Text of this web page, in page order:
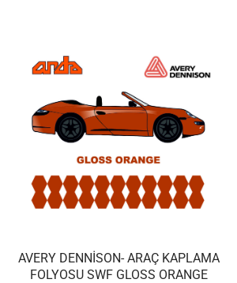
AVERY DENNISON- ARAÇ KAPLAMA
FOLYOSU SWF GLOSS ORANGE